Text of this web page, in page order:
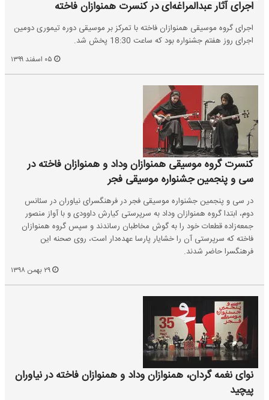
اجرای آثار عبدالمراغه‌ای در کنسرت همنوازان فاخته
اجرای گروه موسیقی همنوازان فاخته با تمرکز بر موسیقی دوره تیموری دومین
اجرای روز هفتم جشنواره بود که ساعت 18:30 پخش شد.
کنسرت گروه موسیقی همنوازان وداد و همنوازان فاخته در
سی و پنجمین جشنواره موسیقی فجر
در سی و پنجمین جشنواره موسیقی فجر در فرهنگسرای نیاوران در سئانس
دوم، ابتدا گروه همنوازان وداد به سرپرستی کیارش داوودی و با آواز منصور
جمعه‌زاده قطعات خود را به گوش مخاطبان رساندند و سپس گروه همنوازان
فاخته که سرپرستی آن را خشایار پارسا عهده‌دار است، روی صحنه این
فرهنگسرا حاضر شدند.
نوای نغمه گردان، همنوازان وداد و همنوازان فاخته در نیاوران
پیچید